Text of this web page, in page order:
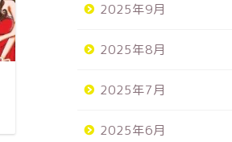
2025年9月
2025年8月
2025年7月
2025年6月